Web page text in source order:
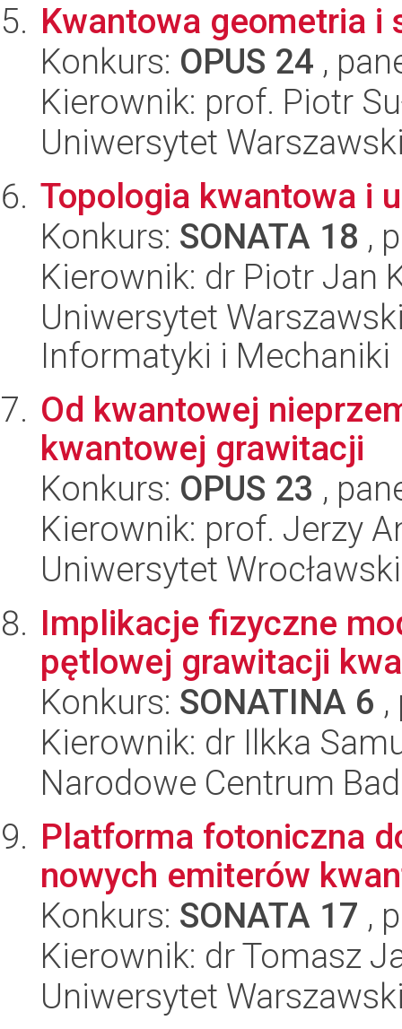
Kwantowa geometria i
Konkurs: OPUS 24 ,
Kierownik: prof. Piotr
Uniwersytet
Topologia kwantowa i
Konkurs: SONATA 18 ,
Kierownik: dr Piotr Jan
Uniwersytet
Informatyki i Mechaniki
Od kwantowej
kwantowej grawitacji
Konkurs: OPUS 23 ,
Kierownik: prof. Jerzy
Uniwersytet
Implikacje fizyczne
pętlowej grawitacji
Konkurs: SONATINA 6
Kierownik: dr Ilkka
Narodowe Centrum
Platforma fotoniczna
nowych emiterów
Konkurs: SONATA 17 ,
Kierownik: dr Tomasz
Uniwersytet